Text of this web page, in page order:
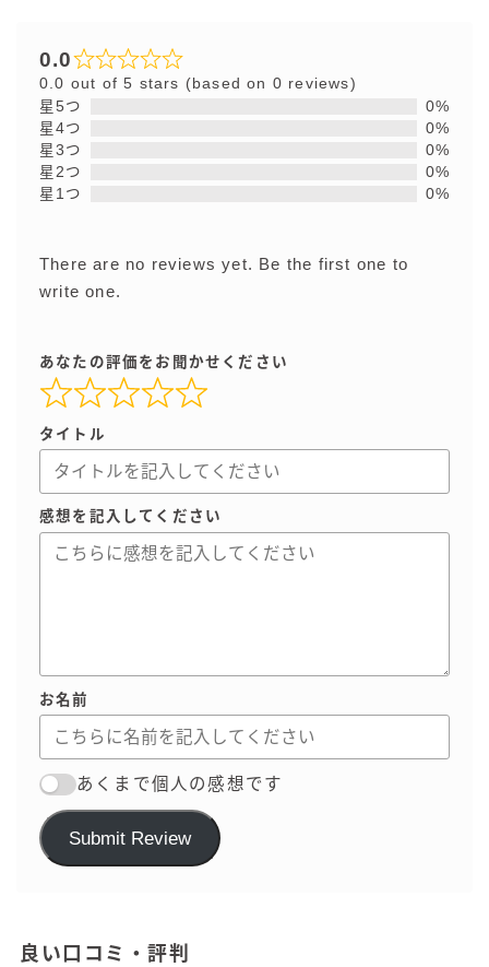
0.0
0.0 out of 5 stars (based on 0 reviews)
星5つ
0%
星4つ
0%
星3つ
0%
星2つ
0%
星1つ
0%
There are no reviews yet. Be the first one to
write one.
あなたの評価をお聞かせください
タイトル
感想を記入してください
お名前
あくまで個人の感想です
Submit Review
良い口コミ・評判